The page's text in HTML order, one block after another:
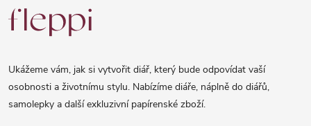
á
Ukážeme vám, jak si vytvořit diář, který bude odpovídat vaší
osobnosti a životnímu stylu. Nabízíme diáře, náplně do diářů,
samolepky a další exkluzivní papírenské zboží.